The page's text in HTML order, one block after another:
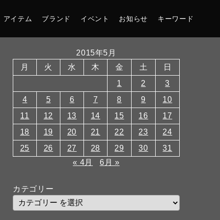
アイテム ブランド イベント お知らせ キーワード
2015年5月
月
火 水 木 金 土
日
1
2
3
4
5 6 7 8 9
10
11
12 13 14 15 16
17
18
19 20 21 22 23
24
25
26 27 28 29 30
31
« 4月
6月 »
カテゴリー